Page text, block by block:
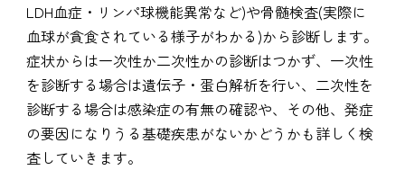
LDH血症・リンパ球機能異常など)や骨髄検査(実際に
血球が貪食されている様子がわかる)から診断します。
症状からは一次性か二次性かの診断はつかず、一次性
を診断する場合は遺伝子・蛋白解析を行い、二次性を
診断する場合は感染症の有無の確認や、その他、発症
の要因になりうる基礎疾患がないかどうかも詳しく検
査していきます。